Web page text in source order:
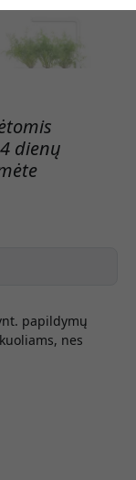
dienų
papildymų
nes